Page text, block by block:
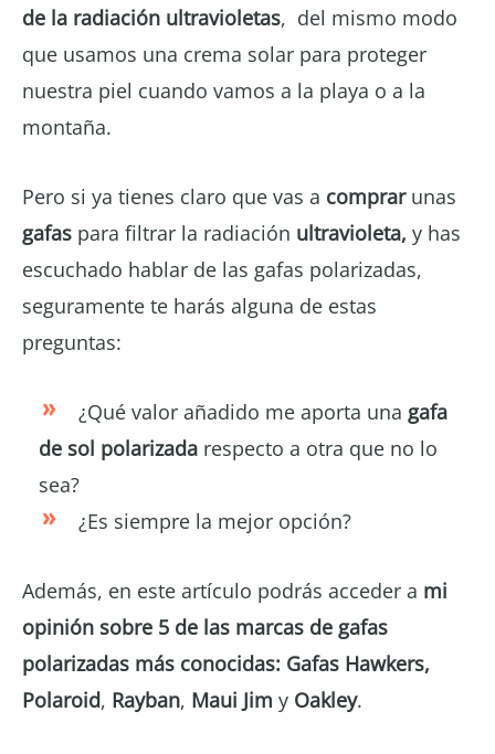
de la radiación ultravioletas, del mismo modo
que usamos una crema solar para proteger
nuestra piel cuando vamos a la playa o a la
montaña.
Pero si ya tienes claro que vas a comprarunas
gafas para filtrar la radiación ultravioleta, y has
escuchado hablar de las gafas polarizadas,
seguramente te harás alguna de estas
preguntas:
¿Qué valor añadido me aporta una gafa
de sol polarizada respecto a otra que no lo
sea?
¿Es siempre la mejor opción?
Además, en este artículo podrás acceder a mi
opinión sobre 5 de las marcas de gafas
polarizadas más conocidas: Gafas Hawkers,
Polaroid, Rayban, Maui Jim y Oakley.